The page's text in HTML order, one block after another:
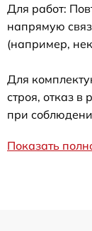
Для работ:
напрямую
(например,
Для
строя, отказ в
при
Показать